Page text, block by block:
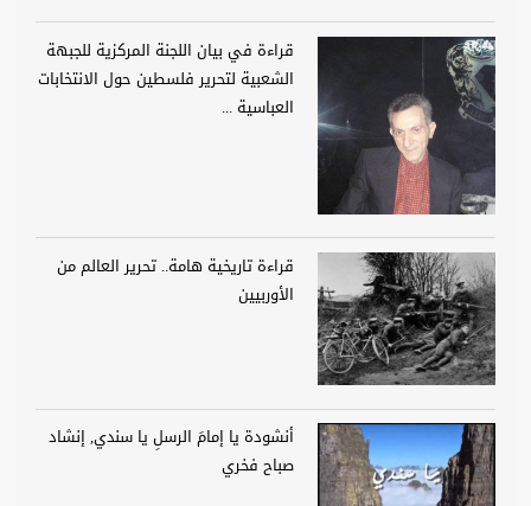
قراءة في بيان اللجنة المركزية للجبهة
الشعبية لتحرير فلسطين حول الانتخابات
العباسية ...
قراءة تاريخية هامة.. تحرير العالم من
الأوربيين
أنشودة يا إمامَ الرسلِ يا سندي, إنشاد
صباح فخري